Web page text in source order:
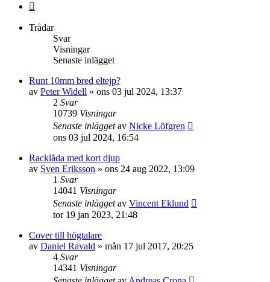
Trådar
Svar
Visningar
Senaste inlägget
Runt 10mm bred eltejp?
av Peter Widell » ons 03 jul 2024, 13:37
2 Svar
10739 Visningar
Senaste inläggetav Nicke Löfgren
ons 03 jul 2024, 16:54
Racklåda med kort djup
av Sven Eriksson » ons 24 aug 2022, 13:09
1 Svar
14041 Visningar
Senaste inläggetav Vincent Eklund
tor 19 jan 2023, 21:48
Cover till högtalare
av Daniel Ravald » mån 17 jul 2017, 20:25
4 Svar
14341 Visningar